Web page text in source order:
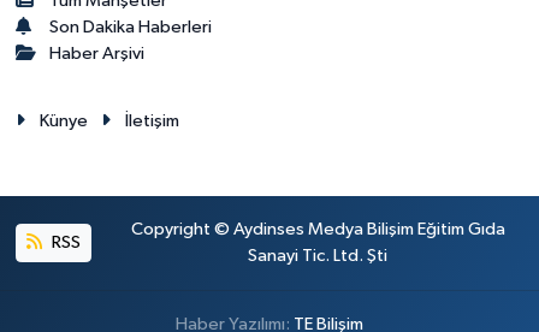
Son Dakika Haberleri
Haber Arşivi
Künye İletişim
RSS
Copyright © Aydinses Medya Bilişim Eğitim Gıda
Sanayi Tic. Ltd. Şti
Haber Yazılımı: TE Bilişim